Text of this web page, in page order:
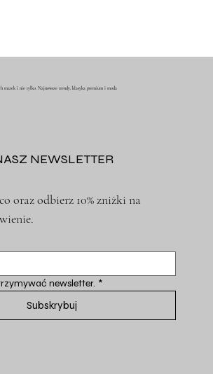
marek i nie tylko. Najnowsze trendy, klasyka premium i moda
NEWSLETTER
oraz odbierz 10% zniżki na
newsletter. *
Subskrybuj